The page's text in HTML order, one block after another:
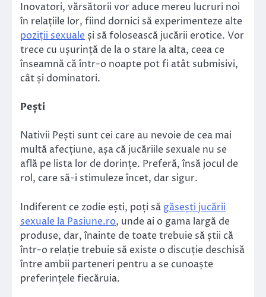
Inovatori, vărsătorii vor aduce mereu lucruri noi
în relațiile lor, fiind dornici să experimenteze alte
poziții sexuale și să folosească jucării erotice. Vor
trece cu ușurință de la o stare la alta, ceea ce
înseamnă că într-o noapte pot fi atât submisivi,
cât și dominatori.
Pești
Nativii Pești sunt cei care au nevoie de cea mai
multă afecțiune, așa că jucăriile sexuale nu se
află pe lista lor de dorințe. Preferă, însă jocul de
rol, care să-i stimuleze încet, dar sigur.
Indiferent ce zodie ești, poți să găsești jucării
sexuale la Pasiune.ro, unde ai o gama largă de
produse, dar, înainte de toate trebuie să știi că
într-o relație trebuie să existe o discuție deschisă
între ambii parteneri pentru a se cunoaște
preferințele fiecăruia.